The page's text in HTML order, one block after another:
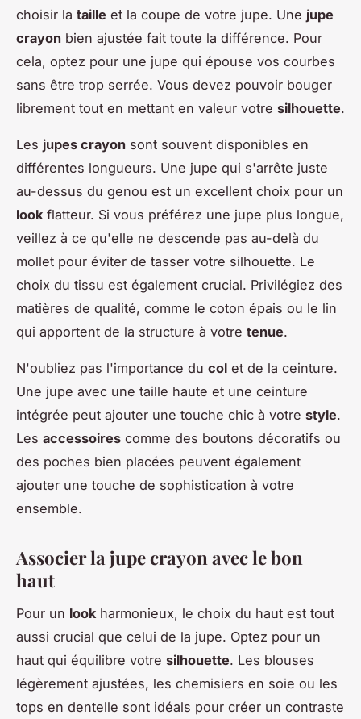
choisir la taille et la coupe de votre jupe. Une jupe
crayon bien ajustée fait toute la différence. Pour
cela, optez pour une jupe qui épouse vos courbes
sans être trop serrée. Vous devez pouvoir bouger
librement tout en mettant en valeur votre silhouette.
Les jupes crayon sont souvent disponibles en
différentes longueurs. Une jupe qui s'arrête juste
au-dessus du genou est un excellent choix pour un
look flatteur. Si vous préférez une jupe plus longue,
veillez à ce qu'elle ne descende pas au-delà du
mollet pour éviter de tasser votre silhouette. Le
choix du tissu est également crucial. Privilégiez des
matières de qualité, comme le coton épais ou le lin
qui apportent de la structure à votre tenue.
N'oubliez pas l'importance du col et de la ceinture.
Une jupe avec une taille haute et une ceinture
intégrée peut ajouter une touche chic à votre style.
Les accessoires comme des boutons décoratifs ou
des poches bien placées peuvent également
ajouter une touche de sophistication à votre
ensemble.
Associer la jupe crayon avec le bon
haut
Pour un look harmonieux, le choix du haut est tout
aussi crucial que celui de la jupe. Optez pour un
haut qui équilibre votre silhouette. Les blouses
légèrement ajustées, les chemisiers en soie ou les
tops en dentelle sont idéals pour créer un contraste